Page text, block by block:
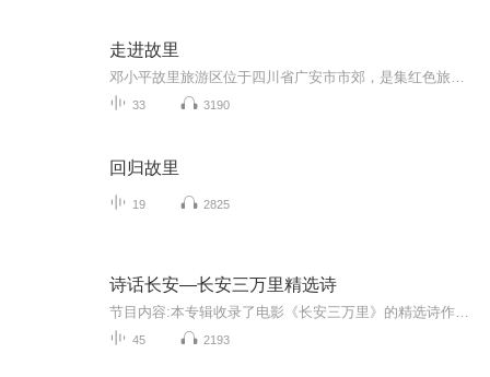
走进故里
33 3190
回归故里
19 2825
诗话长安—长安三万里精选诗
45 2193